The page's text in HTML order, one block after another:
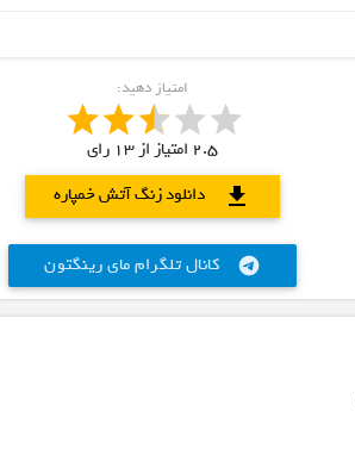
امتیاز دهید:
2.5 امتیاز از13 رای
دانلود زنگ آتش خمپاره
download
کانال تلگرام مای رینگتون telegram